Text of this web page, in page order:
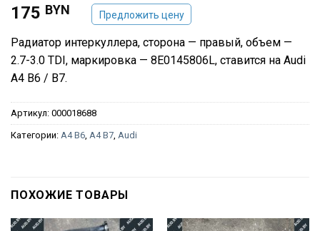
175 BYN Предложить цену
Радиатор интеркуллера, сторона — правый, объем —
2.7-3.0 TDI, маркировка — 8E0145806L, ставится на Audi
A4 B6 / B7.
Артикул: 000018688
Категории: A4 B6, A4 B7, Audi
ПОХОЖИЕ ТОВАРЫ